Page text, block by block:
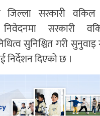
सरकारी वकिल
सरकारी
सुनिश्चित गरी
निर्देशन दिएको छ ।